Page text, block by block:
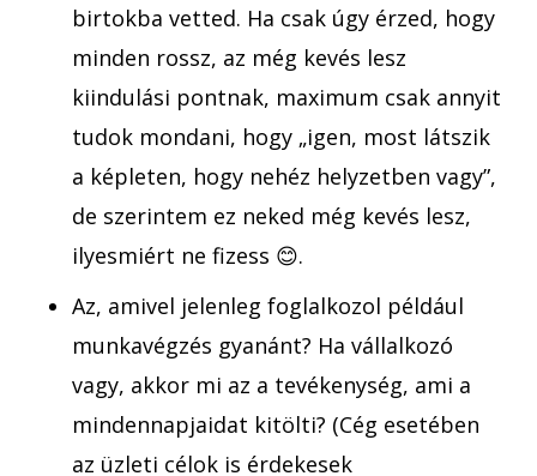
birtokba vetted. Ha csak úgy érzed, hogy
minden rossz, az még kevés lesz
kiindulási pontnak, maximum csak annyit
tudok mondani, hogy „igen, most látszik
a képleten, hogy nehéz helyzetben vagy”,
de szerintem ez neked még kevés lesz,
ilyesmiért ne fizess 😊.
Az, amivel jelenleg foglalkozol például
munkavégzés gyanánt? Ha vállalkozó
vagy, akkor mi az a tevékenység, ami a
mindennapjaidat kitölti? (Cég esetében
az üzleti célok is érdekesek